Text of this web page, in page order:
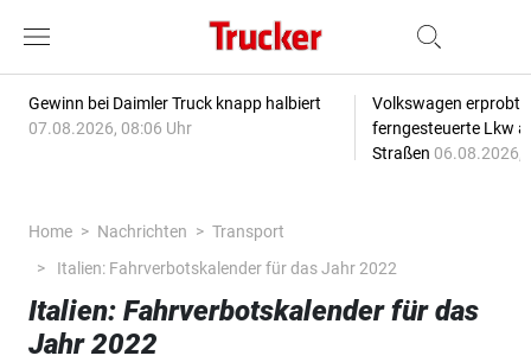
Gewinn bei Daimler Truck knapp halbiert
07.08.2026, 08:06 Uhr
Volkswagen erprobt
ferngesteuerte Lkw
Straßen 06.08.2026,
Home Nachrichten
Transport
Italien: Fahrverbotskalender für das Jahr 2022
Italien: Fahrverbotskalender für das
Jahr 2022